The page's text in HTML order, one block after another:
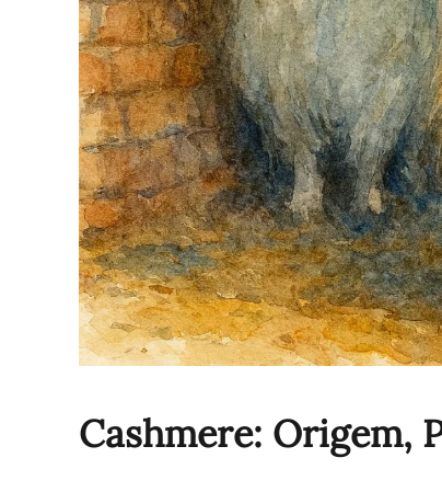
Cashmere: Origem,